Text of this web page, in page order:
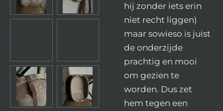
hij zonder iets erin
niet recht liggen)
maar sowieso is juist
de onderzijde
prachtig en mooi
om gezien te
worden. Dus zet
hem tegen een